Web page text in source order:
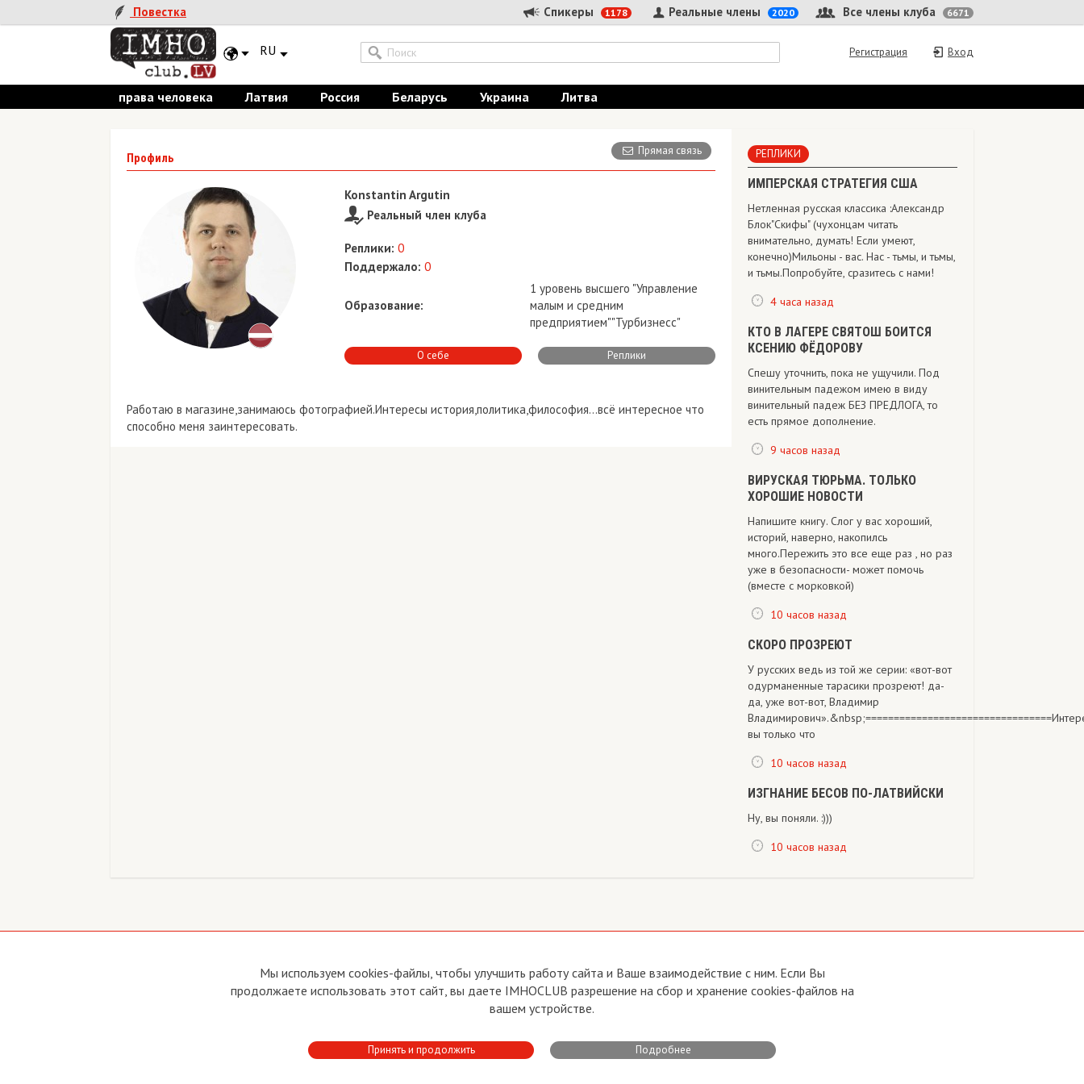
Повестка Спикеры 1178 Все члены клуба 6671
Реальные члены 2020
RU Вход
Регистрация
права человека Латвия Россия Беларусь Украина Литва
Профиль
Прямая связь
Konstantin Argutin
Реальный член клуба
Реплики: 0
Поддержало: 0
Образование:
1 уровень высшего "Управление
малым и средним
предприятием""Турбизнесс"
О себе Реплики
Работаю в магазине,занимаюсь фотографией.Интересы история,политика,философия...всё интересное что
способно меня заинтересовать.
РЕПЛИКИ
ИМПЕРСКАЯ СТРАТЕГИЯ США
Нетленная русская классика :Александр
Блок"Скифы" (чухонцам читать
внимательно, думать! Если умеют,
конечно) Мильоны - вас. Нас - тьмы, и тьмы,
и тьмы.Попробуйте, сразитесь с нами!
4 часа назад
КТО В ЛАГЕРЕ СВЯТОШ БОИТСЯ
КСЕНИЮ ФЁДОРОВУ
Спешу уточнить, пока не ущучили. Под
винительным падежом имею в виду
винительный падеж БЕЗ ПРЕДЛОГА, то
есть прямое дополнение.
9 часов назад
ВИРУСКАЯ ТЮРЬМА. ТОЛЬКО
ХОРОШИЕ НОВОСТИ
Напишите книгу. Слог у вас хороший,
историй, наверно, накопилсь
много.Пережить это все еще раз , но раз
уже в безопасности- может помочь
(вместе с морковкой)
10 часов назад
СКОРО ПРОЗРЕЮТ
У русских ведь из той же серии: «вот-вот
одурманенные тарасики прозреют! да-
да, уже вот-вот, Владимир
вы только что
10 часов назад
ИЗГНАНИЕ БЕСОВ ПО-ЛАТВИЙСКИ
Ну, вы поняли. :)))
10 часов назад
Устав
Прямая связь c членами клуба
Реклама
Мы используем cookies-файлы, чтобы улучшить работу сайта и Ваше взаимодействие с ним. Если Вы
продолжаете использовать этот сайт, вы даете IMHOCLUB разрешение на сбор и хранение cookies-файлов на
вашем устройстве.
Принять и продолжить Подробнее